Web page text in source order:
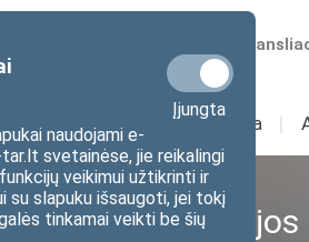
Įjungta
naudojami e-
svetainėse, jie reikalingi
veikimui užtikrinti ir
su slapuku išsaugoti, jei tokį
tinkamai veikti be šių
Numatomos
Sudėtis Veikla I
kadencijos